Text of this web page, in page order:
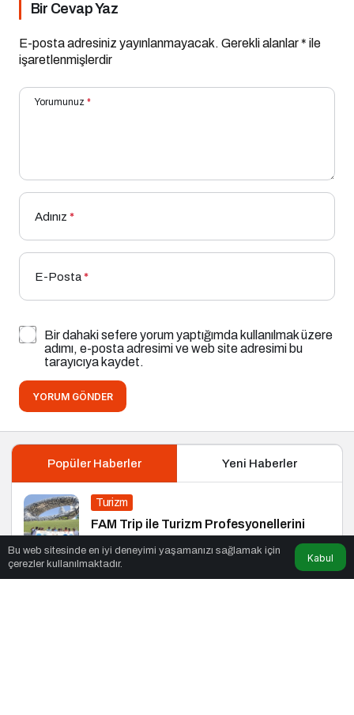
Bir Cevap Yaz
E-posta adresiniz yayınlanmayacak. Gerekli alanlar* ile
işaretlenmişlerdir
Yorumunuz *
Adınız *
E-Posta*
Bir dahaki sefere yorum yaptığımda kullanılmak üzere
adımı, e-posta adresimi ve web site adresimi bu
tarayıcıya kaydet.
YORUM GÖNDER
Popüler Haberler Yeni Haberler
Turizm
FAM Trip ile Turizm Profesyonellerini
Buluşturdu
Bu web sitesinde en iyi deneyimi yaşamanızı sağlamak için
çerezler kullanılmaktadır.
Kabul